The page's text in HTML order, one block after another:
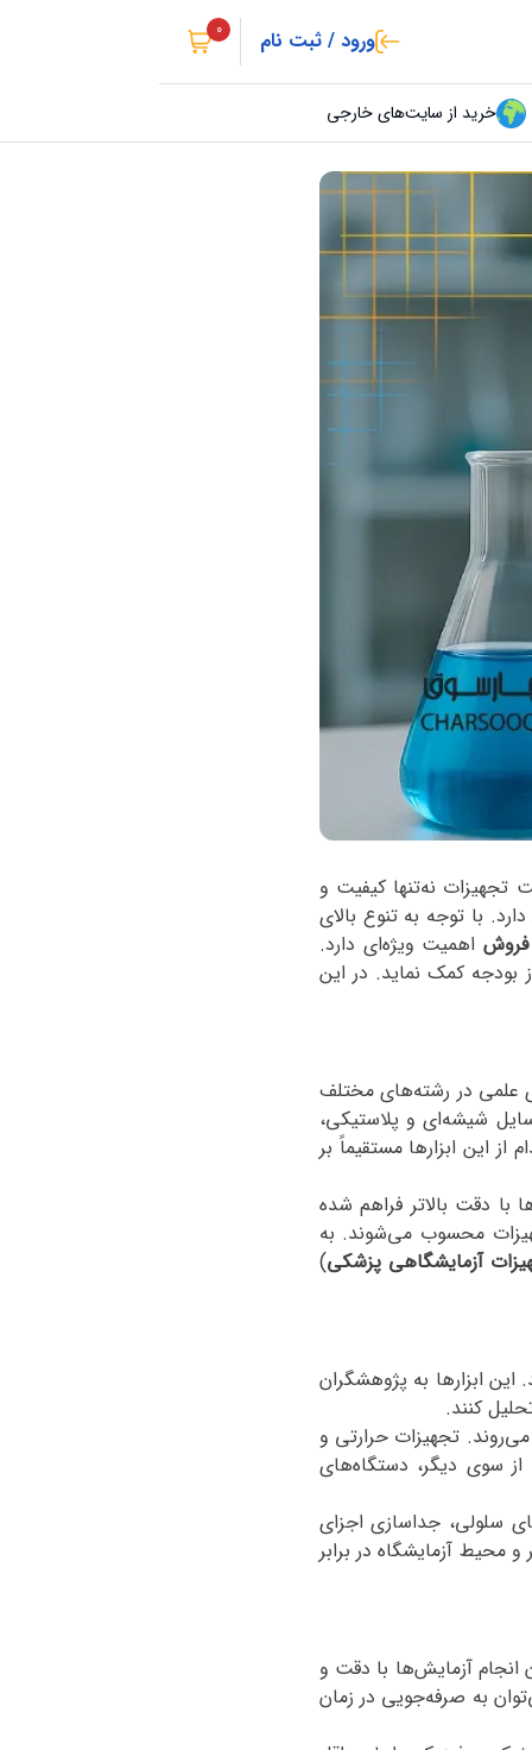
ورود / ثبت نام 0
خرید از سایت‌های خارجی
تجهیزات نه‌تنها کیفیت و
با توجه به تنوع بالای
فروشاهمیت ویژه‌ای دارد.
بودجه کمک نماید. در این
علمی در رشته‌های مختلف
شیشه‌ای و پلاستیکی،
این ابزارها مستقیماً بر
دقت بالاتر فراهم شده
محسوب می‌شوند. به
آزمایشگاهی پزشکی)
ابزارها به پژوهشگران
کنند.
تجهیزات حرارتی و
از سوی دیگر، دستگاه‌های
سلولی، جداسازی اجزای
محیط آزمایشگاه در برابر
انجام آزمایش‌ها با دقت و
به صرفه‌جویی در زمان